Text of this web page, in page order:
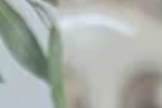
Découvrez ci-dessous une sélection des meilleures
animations pour votre mariage ! De quoi amuser et
divertir vos invités à coup sûr. Le Photobo